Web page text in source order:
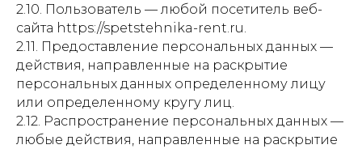
2.10. Пользователь — любой посетитель веб-
сайта https://spetstehnika-rent.ru.
2.11. Предоставление персональных данных —
действия, направленные на раскрытие
персональных данных определенному лицу
или определенному кругу лиц.
2.12. Распространение персональных данных —
любые действия, направленные на раскрытие